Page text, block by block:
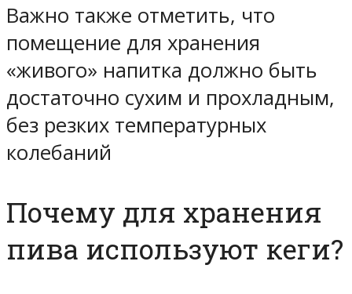
Важно также отметить, что
помещение для хранения
«живого» напитка должно быть
достаточно сухим и прохладным,
без резких температурных
колебаний
Почему для хранения
пива используют кеги?